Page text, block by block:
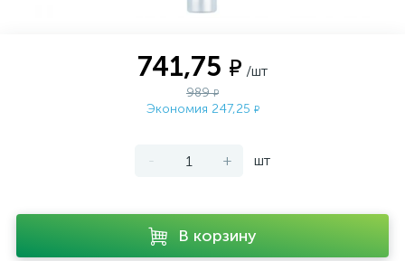
741,75 ₽ /шт
989₽
Экономия 247,25 ₽
- + шт
В корзину